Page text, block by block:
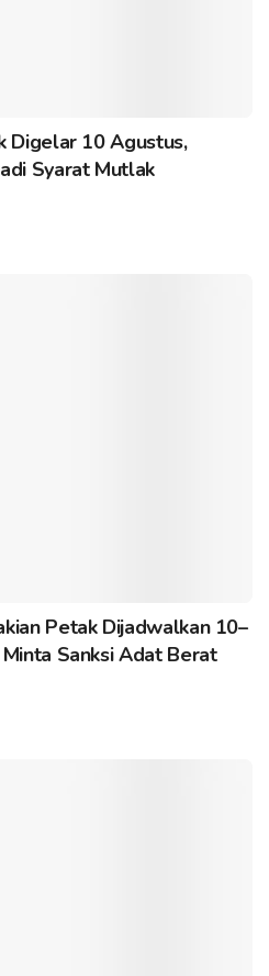
Digelar 10 Agustus,
Syarat Mutlak
Petak Dijadwalkan 10–
Sanksi Adat Berat